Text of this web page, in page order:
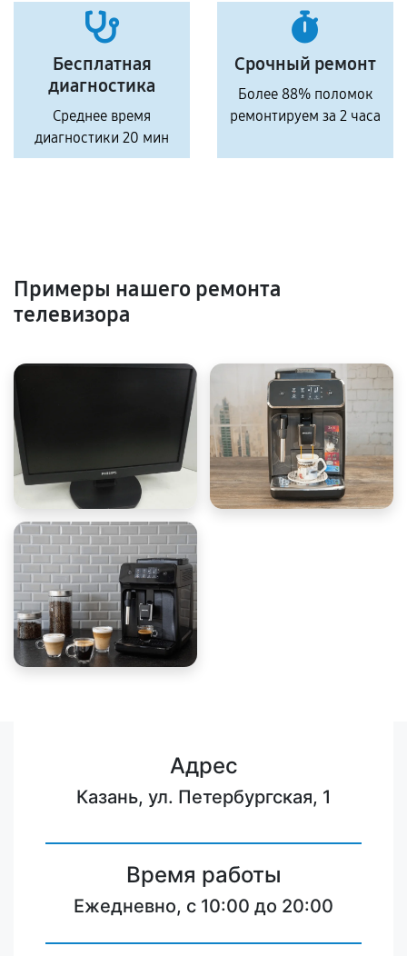
Бесплатная
диагностика
Среднее время
диагностики 20 мин
Срочный ремонт
Более 88% поломок
ремонтируем за 2 часа
Примеры нашего ремонта
телевизора
Адрес
Казань, ул. Петербургская, 1
Время работы
Ежедневно, с 10:00 до 20:00